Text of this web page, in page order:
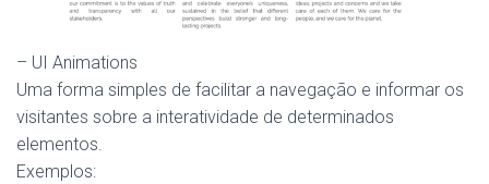
– UI Animations
Uma forma simples de facilitar a navegação e informar os
visitantes sobre a interatividade de determinados
elementos.
Exemplos: